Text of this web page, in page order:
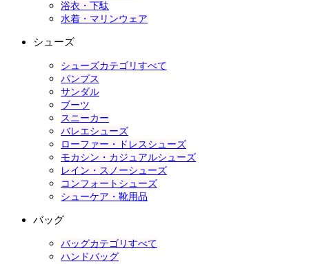
浴衣・下駄
水着・マリンウェア
シューズ
シューズカテゴリすべて
パンプス
サンダル
ブーツ
スニーカー
バレエシューズ
ローファー・ドレスシューズ
モカシン・カジュアルシューズ
レイン・スノーシューズ
コンフォートシューズ
シューケア・靴用品
バッグ
バッグカテゴリすべて
ハンドバッグ